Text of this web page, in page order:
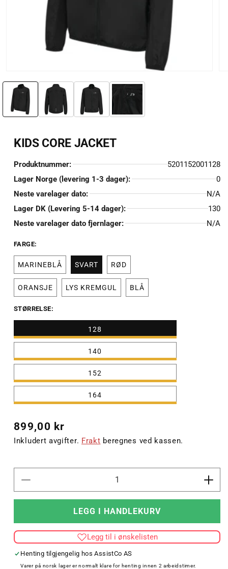
medie
modal
KIDS CORE JACKET
Produktnummer:
5201152001128
Lager Norge (levering 1-3 dager):
0
Neste varelager dato:
N/A
Lager DK (Levering 5-14 dager):
130
Neste varelager dato fjernlager:
N/A
FARGE:
MARINEBLÅ SVART RØD
ORANSJE LYS KREMGUL BLÅ
STØRRELSE:
128
140
152
164
Vanlig
pris
899,00 kr
Inkludert avgifter. Frakt beregnes ved kassen.
antallet
Øk
LEGG I HANDLEKURV
Legg til i ønskelisten
Henting tilgjengelig hosAssistCo AS
Varer på norsk lager er normalt klare for henting innen 2 arbeidstimer.